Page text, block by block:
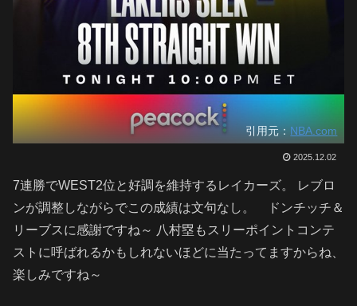
引用元： NBA.com
2025.12.02
7連勝でWEST2位と好調を維持するレイカーズ。 レブロ
ンが調整しながらでこの成績は文句なし。 ドンチッチ＆
リーブスに感謝ですね～ 八村塁もスリーポイントコンテ
ストに呼ばれるかもしれないほどに当たってますからね、
楽しみですね～